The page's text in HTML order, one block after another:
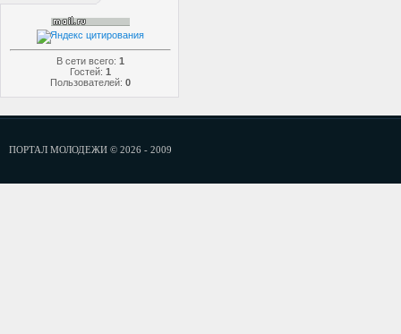
В сети всего: 1
Гостей: 1
Пользователей: 0
ПОРТАЛ МОЛОДЕЖИ © 2026 - 2009